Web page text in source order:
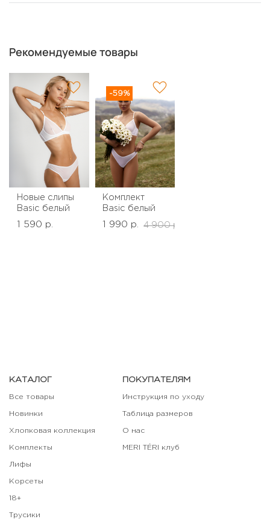
Рекомендуемые товары
Новые слипы
Basic белый
1 590 р.
-59%
Комплект
Basic белый
1 990 р. 4 900 р.
КАТАЛОГ
Все товары
Новинки
Хлопковая коллекция
Комплекты
Лифы
Корсеты
18+
Трусики
ПОКУПАТЕЛЯМ
Инструкция по уходу
Таблица размеров
О нас
MERI TÉRI клуб